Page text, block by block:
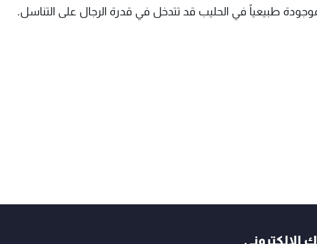
طبيعياً في الحليب قد تتدخل في قدرة الرجال على التناسل.
الالكتروني